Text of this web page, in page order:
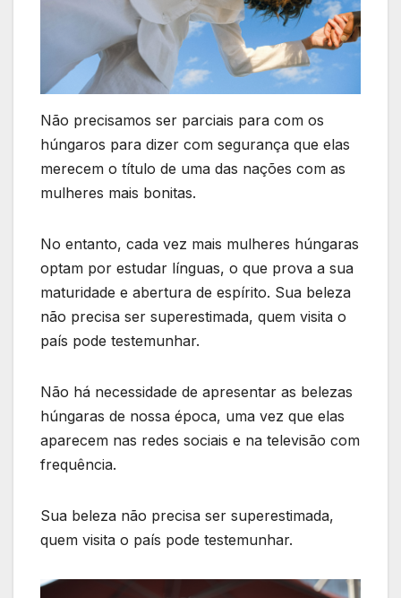
Não precisamos ser parciais para com os
húngaros para dizer com segurança que elas
merecem o título de uma das nações com as
mulheres mais bonitas.
No entanto, cada vez mais mulheres húngaras
optam por estudar línguas, o que prova a sua
maturidade e abertura de espírito. Sua beleza
não precisa ser superestimada, quem visita o
país pode testemunhar.
Não há necessidade de apresentar as belezas
húngaras de nossa época, uma vez que elas
aparecem nas redes sociais e na televisão com
frequência.
Sua beleza não precisa ser superestimada,
quem visita o país pode testemunhar.